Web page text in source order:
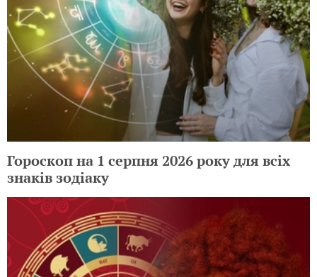
Гороскоп на 1 серпня 2026 року для всіх
знаків зодіаку